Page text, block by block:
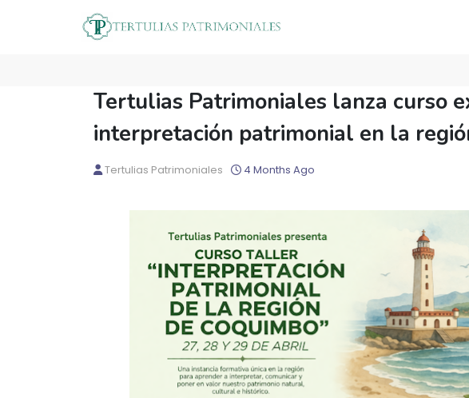
Tertulias Patrimoniales lanza curso
interpretación patrimonial en la
Tertulias Patrimoniales 4 Months Ago